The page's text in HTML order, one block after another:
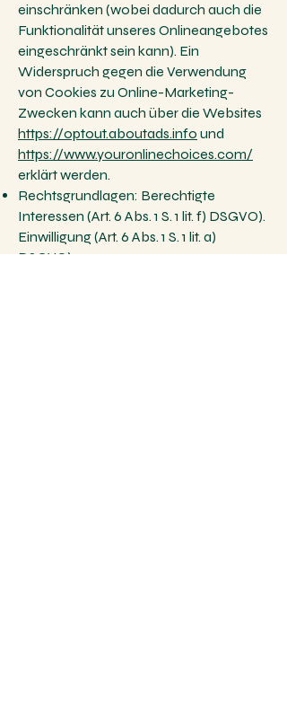
einschränken (wobei dadurch auch die
Funktionalität unseres Onlineangebotes
eingeschränkt sein kann). Ein
Widerspruch gegen die Verwendung
von Cookies zu Online-Marketing-
Zwecken kann auch über die Websites
https://optout.aboutads.info und
https://www.youronlinechoices.com/
erklärt werden.
Rechtsgrundlagen: Berechtigte
Interessen (Art. 6 Abs. 1 S. 1 lit. f) DSGVO).
Einwilligung (Art. 6 Abs. 1 S. 1 lit. a)
DSGVO).